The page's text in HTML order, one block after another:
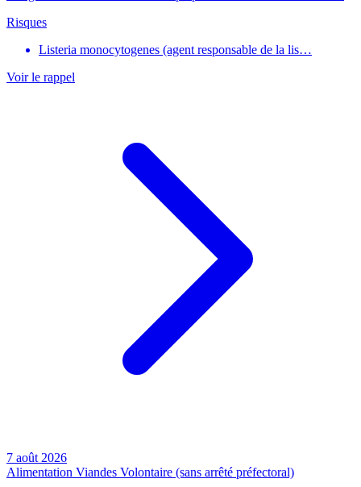
Risques
Listeria monocytogenes (agent responsable de la lis…
Voir le rappel
7 août 2026
Alimentation Viandes Volontaire (sans arrêté préfectoral)